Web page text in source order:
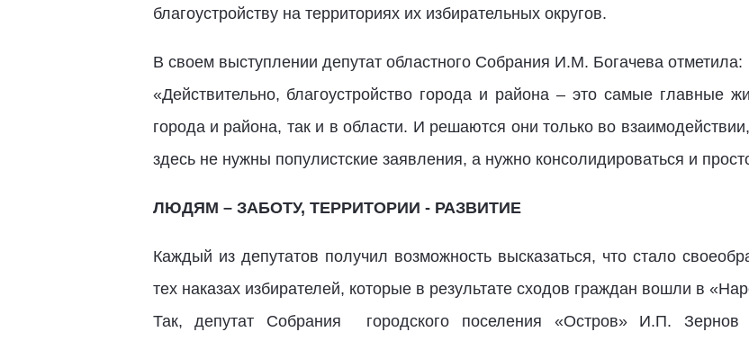
благоустройству на территориях их избирательных округов.
В своем выступлении депутат областного Собрания И.М. Богачева отметила:
«Действительно, благоустройство города и района – это самые главные
города и района, так и в области. И решаются они только во
здесь не нужны популистские заявления, а нужно консолидироваться и
ЛЮДЯМ – ЗАБОТУ, ТЕРРИТОРИИ - РАЗВИТИЕ
Каждый из депутатов получил возможность высказаться, что стало
тех наказах избирателей, которые в результате сходов граждан вошли в
Так, депутат Собрания городского поселения «Остров» И.П.